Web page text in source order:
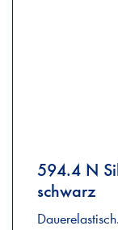
594.4 N
schwarz